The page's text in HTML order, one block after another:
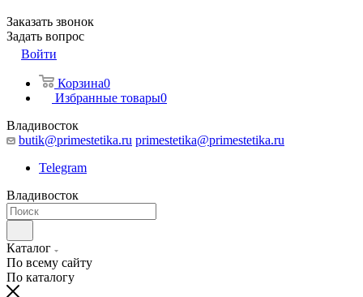
Заказать звонок
Задать вопрос
Войти
Корзина0
Избранные товары0
Владивосток
butik@primestetika.ru primestetika@primestetika.ru
Telegram
Владивосток
Каталог
По всему сайту
По каталогу